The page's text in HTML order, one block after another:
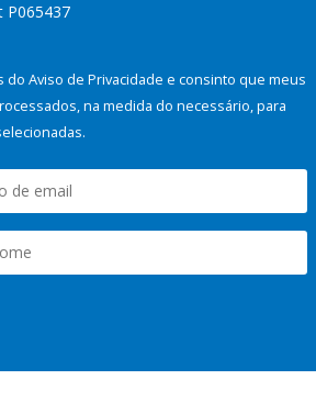
P065437
do Aviso de Privacidade e consinto que meus
na medida do necessário, para